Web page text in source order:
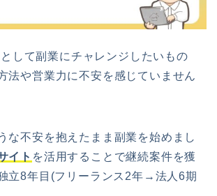
して副業にチャレンジしたいもの
法や営業力に不安を感じていません
な不安を抱えたまま副業を始めまし
イト を活用することで継続案件を獲
立8年目(フリーランス2年→法人6期